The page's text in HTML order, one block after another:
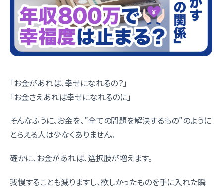
「お金があれば、幸せになれるの？」
「お金さえあれば幸せになれるのに」
そんなふうに、お金を、”全ての問題を解決するもの”のように
とらえる人は少なくありません。
確かに、お金があれば、選択肢が増えます。
我慢することも減りますし、欲しかったものを手に入れた瞬